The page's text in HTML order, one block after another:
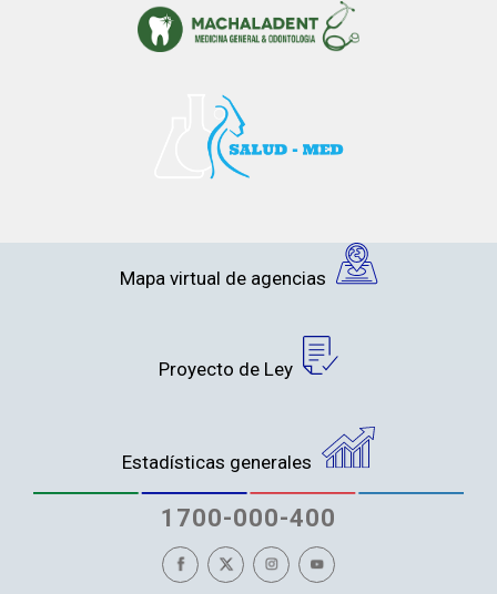
Mapa virtual de agencias
Proyecto de Ley
Estadísticas generales
1700-000-400